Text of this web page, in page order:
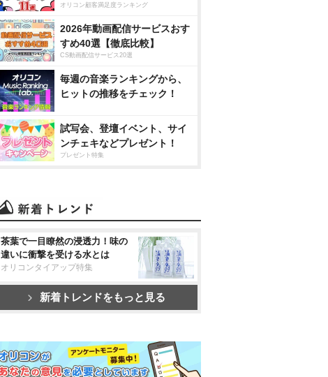
オリコン顧客満足度ランキング
2026年動画配信サービスおす
すめ40選【徹底比較】
CS動画配信サービス20選
毎週の音楽ランキングから、
ヒットの推移をチェック！
試写会、登壇イベント、サイ
ンチェキなどプレゼント！
プレゼント特集
茶葉で一目瞭然の浸透力！味の
違いに衝撃を受ける水とは
オリコンタイアップ特集
新着トレンドをもっと見る